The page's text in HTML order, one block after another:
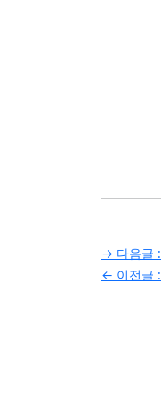
글
탐
→ 다음글 :
← 이전글 :